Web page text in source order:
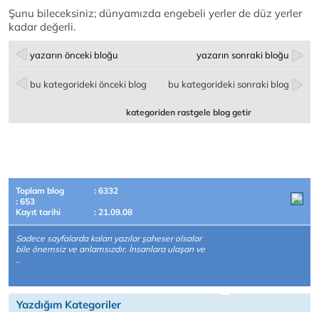
Şunu bileceksiniz; dünyamızda engebeli yerler de düz yerler
kadar değerli.
yazarın önceki bloğu yazarın sonraki bloğu
bu kategorideki önceki blog bu kategorideki sonraki blog
kategoriden rastgele blog getir
Toplam blog
: 6332
: 653
Kayıt tarihi
: 21.09.08
Sadece sayfalarda kalan yazılar şaheser olsalar
bile önemsiz ve anlamsızdır. İnsanlara ulaşan ve
..
Yazdığım Kategoriler